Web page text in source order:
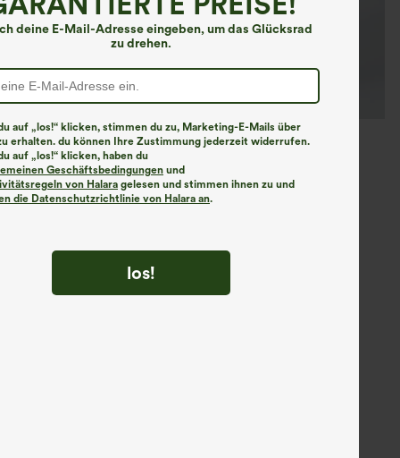
deine E-Mail-Adresse eingeben, um das Glücksrad
zu drehen.
auf „los!“ klicken, stimmen du zu, Marketing-E-Mails über
erhalten. du können Ihre Zustimmung jederzeit widerrufen.
auf „los!“ klicken, haben du
Geschäftsbedingungen und
von Halara gelesen und stimmen ihnen zu und
die Datenschutzrichtlinie von Halara an.
los!